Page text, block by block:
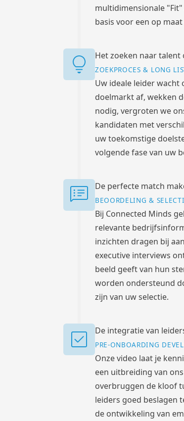
multidimensionale
basis voor een op
Het zoeken naar talent
ZOEKPROCES & LONG
Uw ideale leider wacht
doelmarkt af, wekken
nodig, vergroten we
kandidaten met
uw toekomstige
volgende fase van uw
De perfecte match
BEOORDELING &
Bij Connected Minds
relevante
inzichten dragen bij
executive interviews
beeld geeft van hun
worden ondersteund
zijn van uw selectie.
De integratie van
PRE-ONBOARDING
Onze video laat je
een uitbreiding van
overbruggen de kloof
leiders goed beslagen
de ontwikkeling van